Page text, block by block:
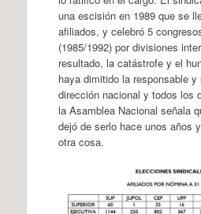
una escisión en 1989 que se
afiliados, y celebró 5
(1985/1992) por divisiones
resultado, la catástrofe y el
haya dimitido la responsable y
dirección nacional y todos los
la Asamblea Nacional señala
dejó de serlo hace unos años
otra cosa.